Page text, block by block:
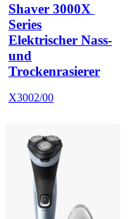
Shaver 3000X
Series
Elektrischer Nass-
und
Trockenrasierer
X3002/00